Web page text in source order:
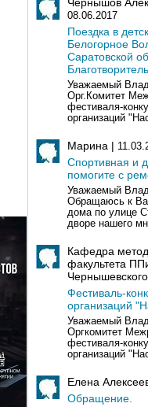
08.06.2017
Поездка в
Белогорное
Саратовской
Уважаемый
Орг.Комитет
фестиваля-
организаций
Марина |
Спортивная и
помогите с
Уважаемый
Обращаюсь к
дома по улице
дворе нашего
Кафедра
факультета
Фестиваль-
организаций
Уважаемый
Оргкомитет
фестиваля-
организаций
Елена
Обращение.